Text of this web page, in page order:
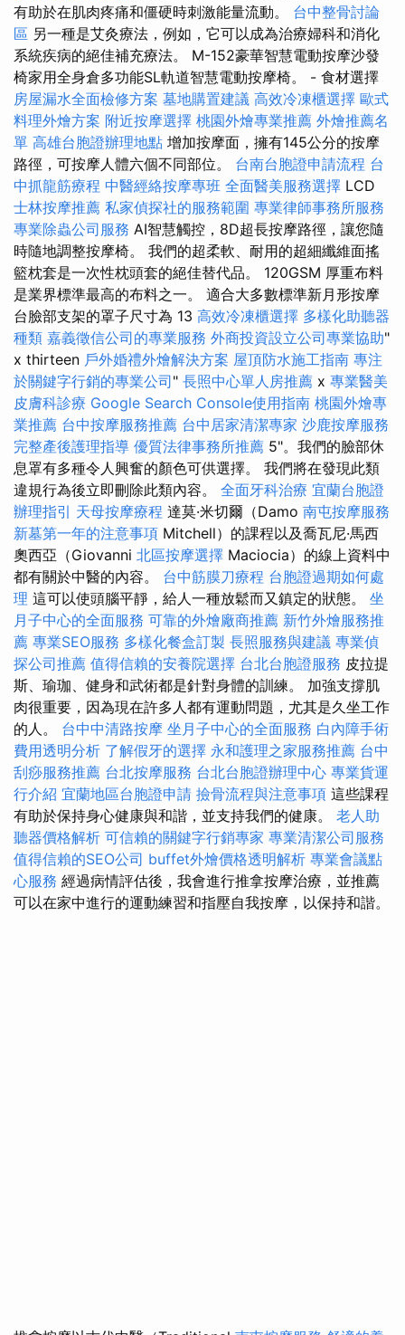
有助於在肌肉疼痛和僵硬時刺激能量流動。 台中整骨討論
區 另一種是艾灸療法，例如，它可以成為治療婦科和消化
系統疾病的絕佳補充療法。 M-152豪華智慧電動按摩沙發
椅家用全身倉多功能SL軌道智慧電動按摩椅。 - 食材選擇
房屋漏水全面檢修方案 墓地購置建議 高效冷凍櫃選擇 歐式
料理外燴方案 附近按摩選擇 桃園外燴專業推薦 外燴推薦名
單 高雄台胞證辦理地點 增加按摩面，擁有145公分的按摩
路徑，可按摩人體六個不同部位。 台南台胞證申請流程 台
中抓龍筋療程 中醫經絡按摩專班 全面醫美服務選擇 LCD
士林按摩推薦 私家偵探社的服務範圍 專業律師事務所服務
專業除蟲公司服務 AI智慧觸控，8D超長按摩路徑，讓您隨
時隨地調整按摩椅。 我們的超柔軟、耐用的超細纖維面搖
籃枕套是一次性枕頭套的絕佳替代品。 120GSM 厚重布料
是業界標準最高的布料之一。 適合大多數標準新月形按摩
台臉部支架的罩子尺寸為 13 高效冷凍櫃選擇 多樣化助聽器
種類 嘉義徵信公司的專業服務 外商投資設立公司專業協助"
x thirteen 戶外婚禮外燴解決方案 屋頂防水施工指南 專注
於關鍵字行銷的專業公司" 長照中心單人房推薦 x 專業醫美
皮膚科診療 Google Search Console使用指南 桃園外燴專
業推薦 台中按摩服務推薦 台中居家清潔專家 沙鹿按摩服務
完整產後護理指導 優質法律事務所推薦 5"。我們的臉部休
息罩有多種令人興奮的顏色可供選擇。 我們將在發現此類
違規行為後立即刪除此類內容。 全面牙科治療 宜蘭台胞證
辦理指引 天母按摩療程 達莫·米切爾（Damo 南屯按摩服務
新墓第一年的注意事項 Mitchell）的課程以​​及喬瓦尼·馬西
奧西亞（Giovanni 北區按摩選擇 Maciocia）的線上資料中
都有關於中醫的內容。 台中筋膜刀療程 台胞證過期如何處
理 這可以使頭腦平靜，給人一種放鬆而又鎮定的狀態。 坐
月子中心的全面服務 可靠的外燴廠商推薦 新竹外燴服務推
薦 專業SEO服務 多樣化餐盒訂製 長照服務與建議 專業偵
探公司推薦 值得信賴的安養院選擇 台北台胞證服務 皮拉提
斯、瑜珈、健身和武術都是針對身體的訓練。 加強支撐肌
肉很重要，因為現在許多人都有運動問題，尤其是久坐工作
的人。 台中中清路按摩 坐月子中心的全面服務 白內障手術
費用透明分析 了解假牙的選擇 永和護理之家服務推薦 台中
刮痧服務推薦 台北按摩服務 台北台胞證辦理中心 專業貨運
行介紹 宜蘭地區台胞證申請 撿骨流程與注意事項 這些課程
有助於保持身心健康與和諧，並支持我們的健康。 老人助
聽器價格解析 可信賴的關鍵字行銷專家 專業清潔公司服務
值得信賴的SEO公司 buffet外燴價格透明解析 專業會議點
心服務 經過病情評估後，我會進行推拿按摩治療，並推薦
可以在家中進行的運動練習和指壓自我按摩，以保持和諧。